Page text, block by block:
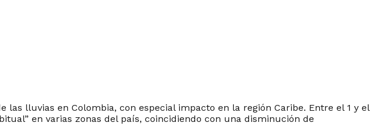
lluvias en Colombia, con especial impacto en la región Caribe. Entre el 1 y el
en varias zonas del país, coincidiendo con una disminución de